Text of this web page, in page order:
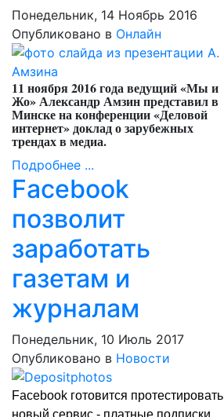
Понедельник, 14 Ноябрь 2016
Опубликовано в Онлайн
11 ноября 2016 года ведущий «Мы и
Жо» Александр Амзин представил в
Минске на конференции «Деловой
интернет» доклад о зарубежных
трендах в медиа.
Подробнее ...
Facebook
позволит
заработать
газетам и
журналам
Понедельник, 10 Июль 2017
Опубликовано в Новости
Facebook готовится протестировать
новый сервис - платные подписки,